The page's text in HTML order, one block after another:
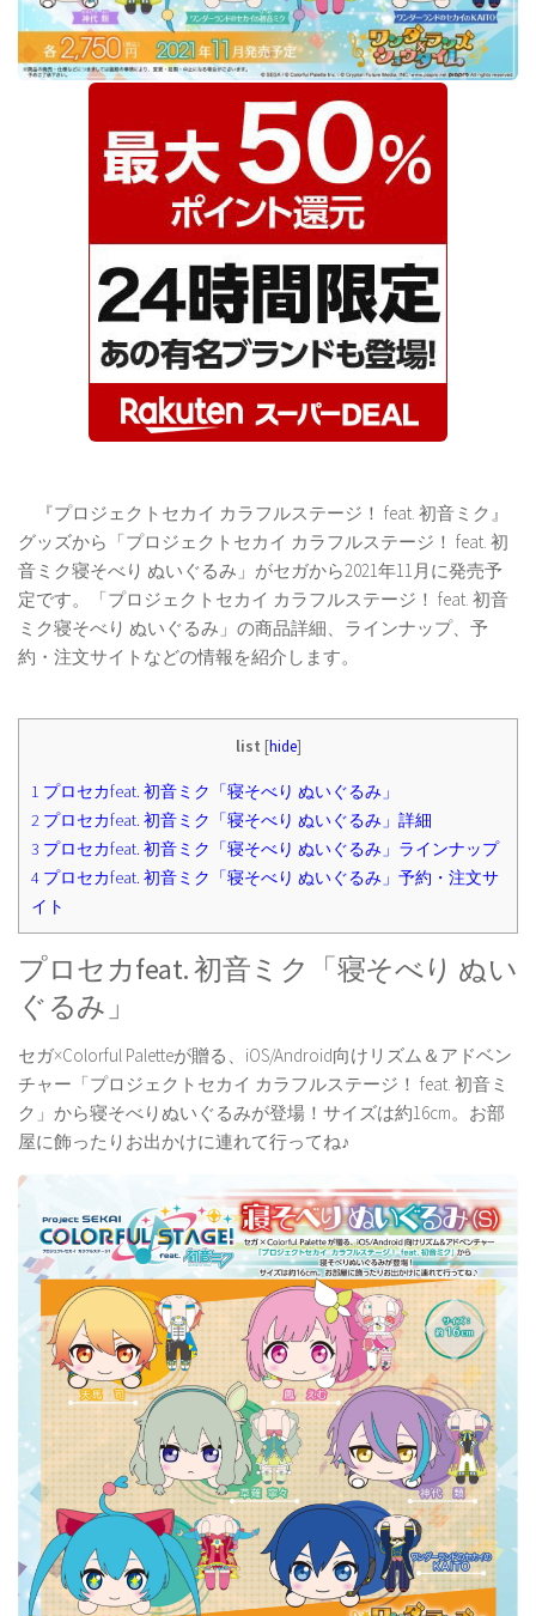
『プロジェクトセカイ カラフルステージ！ feat. 初音ミク』
グッズから「プロジェクトセカイ カラフルステージ！ feat. 初
音ミク寝そべり ぬいぐるみ」がセガから2021年11月に発売予
定です。「プロジェクトセカイ カラフルステージ！ feat. 初音
ミク寝そべり ぬいぐるみ」の商品詳細、ラインナップ、予
約・注文サイトなどの情報を紹介します。
list [hide]
1 プロセカfeat. 初音ミク「寝そべり ぬいぐるみ」
2 プロセカfeat. 初音ミク「寝そべり ぬいぐるみ」詳細
3 プロセカfeat. 初音ミク「寝そべり ぬいぐるみ」ラインナップ
4 プロセカfeat. 初音ミク「寝そべり ぬいぐるみ」予約・注文サ
イト
プロセカfeat. 初音ミク「寝そべり ぬい
ぐるみ」
セガ×Colorful Paletteが贈る、iOS/Android向けリズム＆アドベン
チャー「プロジェクトセカイ カラフルステージ！ feat. 初音ミ
ク」から寝そべりぬいぐるみが登場！サイズは約16cm。お部
屋に飾ったりお出かけに連れて行ってね♪